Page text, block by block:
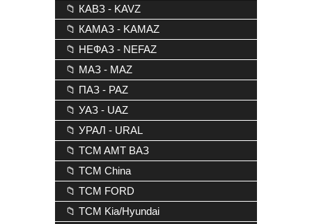
📁 КАВЗ - KAVZ
📁 КАМАЗ - KAMAZ
📁 НЕФАЗ - NEFAZ
📁 МАЗ - MAZ
📁 ПАЗ - PAZ
📁 УАЗ - UAZ
📁 УРАЛ - URAL
📁 TCM AMT ВАЗ
📁 TCM China
📁 TCM FORD
📁 TCM Kia/Hyundai